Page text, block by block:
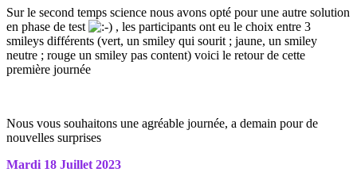
Sur le second temps science nous avons opté pour une autre solution
en phase de test
, les participants ont eu le choix entre 3
smileys différents (vert, un smiley qui sourit ; jaune, un smiley
neutre ; rouge un smiley pas content) voici le retour de cette
première journée
Nous vous souhaitons une agréable journée, a demain pour de
nouvelles surprises
Mardi 18 Juillet 2023